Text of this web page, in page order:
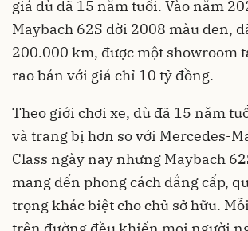
giá dù đã 15 năm tuổi. Vào năm
Maybach 62S đời 2008 màu đen,
200.000 km, được một showroom
rao bán với giá chỉ 10 tỷ đồng.
Theo giới chơi xe, dù đã 15 năm
và trang bị hơn so với Mercedes-
Class ngày nay nhưng Maybach
mang đến phong cách đẳng cấp,
trọng khác biệt cho chủ sở hữu.